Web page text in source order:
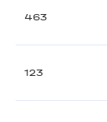
463
123